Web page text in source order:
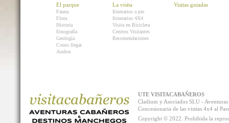
El parque
Fauna
Flora
Historia
Etnografía
Geología
Como llegar
Audios
La visita
Itinerarios a pie
Itinerarios 4X4
Visita en Bicicleta
Centros Visitantes
Recomendaciones
Visitas guiadas
UTE VISITACABAÑEROS
Cladium y Asociados SLU -
Concesionaria de las visitas 4x4 al
Copyright © 2022. Prohibida la